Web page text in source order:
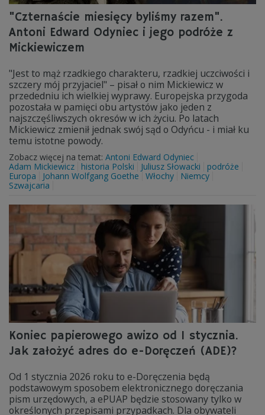
"Czternaście miesięcy byliśmy razem".
Antoni Edward Odyniec i jego podróże z
Mickiewiczem
"Jest to mąż rzadkiego charakteru, rzadkiej uczciwości i
szczery mój przyjaciel" – pisał o nim Mickiewicz w
przededniu ich wielkiej wyprawy. Europejska przygoda
pozostała w pamięci obu artystów jako jeden z
najszczęśliwszych okresów w ich życiu. Po latach
Mickiewicz zmienił jednak swój sąd o Odyńcu - i miał ku
temu istotne powody.
Zobacz więcej na temat: Antoni Edward Odyniec
Adam Mickiewicz
historia Polski Juliusz Słowacki
podróże
Europa
Johann Wolfgang Goethe Włochy
Niemcy
Szwajcaria
Koniec papierowego awizo od 1 stycznia.
Jak założyć adres do e-Doręczeń (ADE)?
Od 1 stycznia 2026 roku to e-Doręczenia będą
podstawowym sposobem elektronicznego doręczania
pism urzędowych, a ePUAP będzie stosowany tylko w
określonych przepisami przypadkach. Dla obywateli